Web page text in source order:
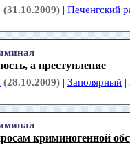
(31.10.2009) | Печенгский
а преступление
(28.10.2009) | Заполярный |
криминогенной